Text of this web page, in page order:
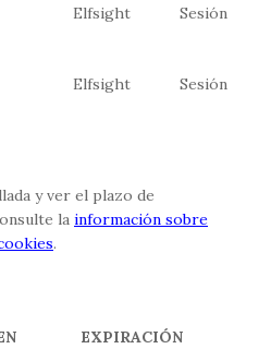
Elfsight Sesión
Elfsight Sesión
y ver el plazo de
la información sobre
.
EXPIRACIÓN